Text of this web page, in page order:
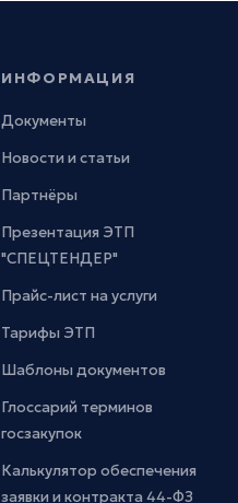
ИНФОРМАЦИЯ
Документы
Новости и статьи
Партнёры
Презентация ЭТП
"СПЕЦТЕНДЕР"
Прайс-лист на услуги
Тарифы ЭТП
Шаблоны документов
Глоссарий терминов
госзакупок
Калькулятор обеспечения
заявки и контракта 44-ФЗ